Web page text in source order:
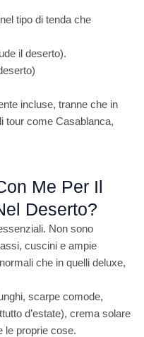
tipo di tenda che
il deserto).
incluse, tranne che in
tour come Casablanca,
Me Per Il
Deserto?
Non sono
cuscini e ampie
che in quelli deluxe,
scarpe comode,
d’estate), crema solare
le proprie cose.